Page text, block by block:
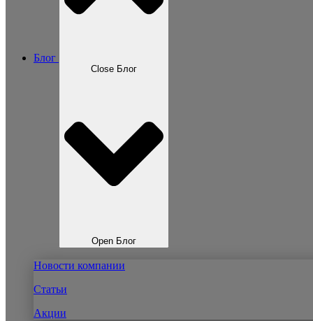
Блог
Close Блог
Open Блог
Новости компании
Статьи
Акции